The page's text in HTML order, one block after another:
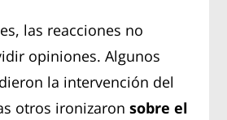
las reacciones no
opiniones. Algunos
la intervención del
otros ironizaronsobre el